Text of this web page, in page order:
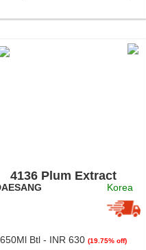
4136 Plum Extract
Korea
650Ml Btl - INR 630(19.75% off)